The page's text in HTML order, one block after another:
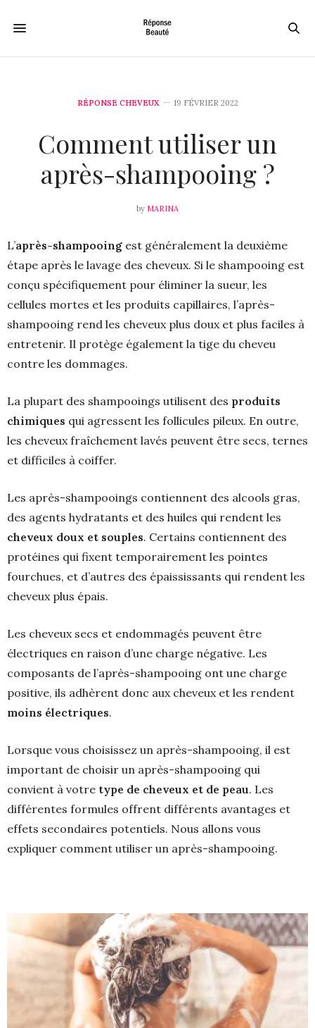
RÉPONSE CHEVEUX 19 FÉVRIER 2022
Comment utiliser un
après-shampooing ?
by MARINA
L’après-shampooing est généralement la deuxième
étape après le lavage des cheveux. Si le shampooing est
conçu spécifiquement pour éliminer la sueur, les
cellules mortes et les produits capillaires, l’après-
shampooing rend les cheveux plus doux et plus faciles à
entretenir. Il protège également la tige du cheveu
contre les dommages.
La plupart des shampooings utilisent des produits
chimiques qui agressent les follicules pileux. En outre,
les cheveux fraîchement lavés peuvent être secs, ternes
et difficiles à coiffer.
Les après-shampooings contiennent des alcools gras,
des agents hydratants et des huiles qui rendent les
cheveux doux et souples. Certains contiennent des
protéines qui fixent temporairement les pointes
fourchues, et d’autres des épaississants qui rendent les
cheveux plus épais.
Les cheveux secs et endommagés peuvent être
électriques en raison d’une charge négative. Les
composants de l’après-shampooing ont une charge
positive, ils adhèrent donc aux cheveux et les rendent
moins électriques.
Lorsque vous choisissez un après-shampooing, il est
important de choisir un après-shampooing qui
convient à votre type de cheveux et de peau. Les
différentes formules offrent différents avantages et
effets secondaires potentiels. Nous allons vous
expliquer comment utiliser un après-shampooing.